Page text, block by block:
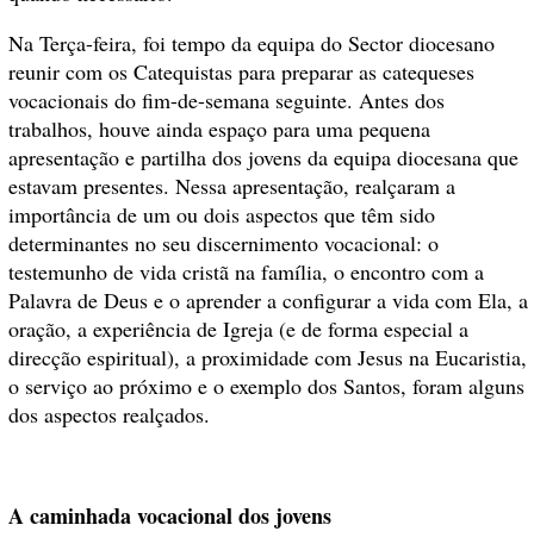
Na Terça-feira, foi tempo da equipa do Sector diocesano
reunir com os Catequistas para preparar as catequeses
vocacionais do fim-de-semana seguinte. Antes dos
trabalhos, houve ainda espaço para uma pequena
apresentação e partilha dos jovens da equipa diocesana que
estavam presentes. Nessa apresentação, realçaram a
importância de um ou dois aspectos que têm sido
determinantes no seu discernimento vocacional: o
testemunho de vida cristã na família, o encontro com a
Palavra de Deus e o aprender a configurar a vida com Ela, a
oração, a experiência de Igreja (e de forma especial a
direcção espiritual), a proximidade com Jesus na Eucaristia,
o serviço ao próximo e o exemplo dos Santos, foram alguns
dos aspectos realçados.
A caminhada vocacional dos jovens